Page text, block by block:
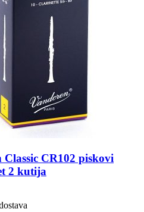
Classic CR102 piskovi
2 kutija